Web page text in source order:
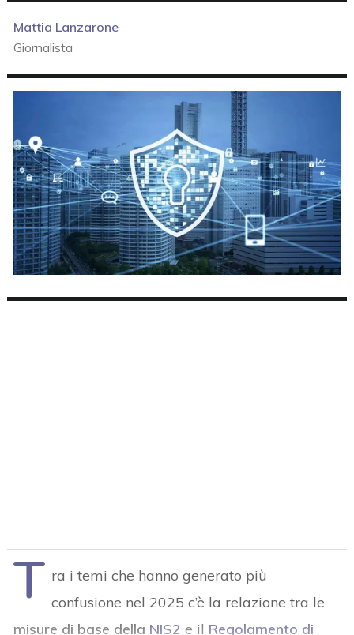
Mattia Lanzarone
Giornalista
T ra i temi che hanno generato più
confusione nel 2025 c’è la relazione tra le
misure di base della NIS2 e il Regolamento di